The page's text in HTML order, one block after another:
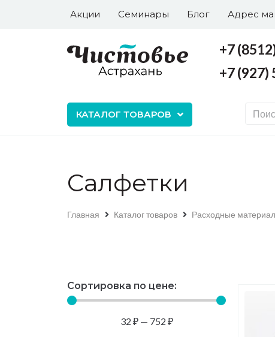
Акции Семинары Блог Адрес
+7
+7 (927)
КАТАЛОГ ТОВАРОВ
+7 (927) 577-6-577
Салфетки
Главная Каталог товаров Расходные
Сортировка по цене:
32 ₽— 752 ₽